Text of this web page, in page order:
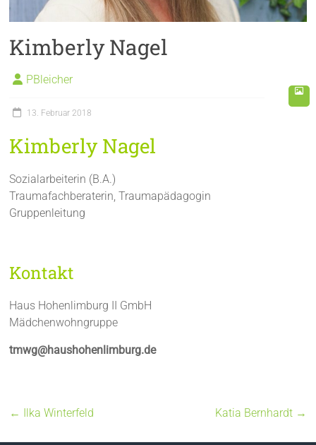
Kimberly Nagel
PBleicher
13. Februar 2018
Kimberly Nagel
Sozialarbeiterin (B.A.)
Traumafachberaterin, Traumapädagogin
Gruppenleitung
Kontakt
Haus Hohenlimburg II GmbH
Mädchenwohngruppe
tmwg@haushohenlimburg.de
← Ilka Winterfeld Katia Bernhardt →